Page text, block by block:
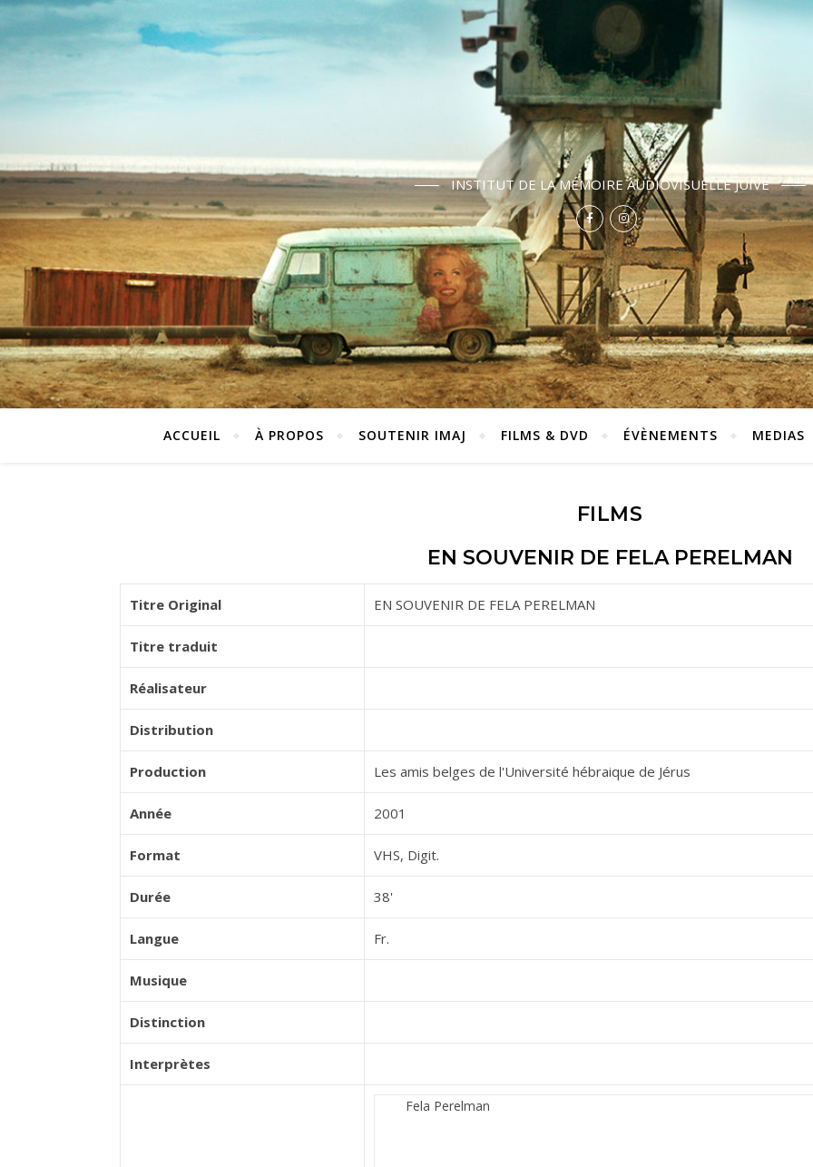
INSTITUT DE LA MÉMOIRE AUDIOVISUELLE JUIVE
ACCUEIL À PROPOS SOUTENIR IMAJ FILMS & DVD ÉVÈNEMENTS MEDIAS
FILMS
EN SOUVENIR DE FELA PERELMAN
Titre Original EN SOUVENIR DE FELA PERELMAN
Titre traduit
Réalisateur
Distribution
Production Les amis belges de l'Université hébraique de Jérus
Année 2001
Format VHS, Digit.
Durée 38'
Langue Fr.
Musique
Distinction
Interprètes